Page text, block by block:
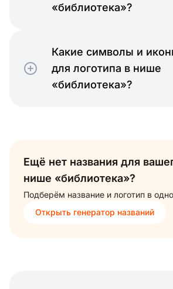
«библиотека»?
Какие символы и
для логотипа в нише
«библиотека»?
Ещё нет названия для
нише «библиотека»?
Подберём название и логотип в
Открыть генератор названий